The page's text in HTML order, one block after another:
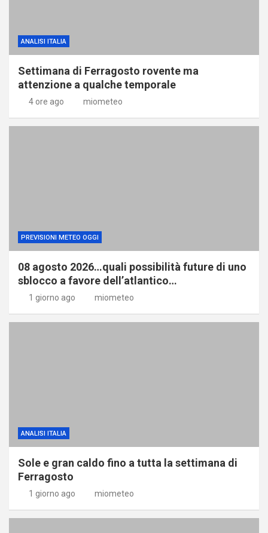
ANALISI ITALIA
Settimana di Ferragosto rovente ma
attenzione a qualche temporale
4 ore ago miometeo
PREVISIONI METEO OGGI
08 agosto 2026…quali possibilità future di uno
sblocco a favore dell’atlantico…
1 giorno ago miometeo
ANALISI ITALIA
Sole e gran caldo fino a tutta la settimana di
Ferragosto
1 giorno ago miometeo